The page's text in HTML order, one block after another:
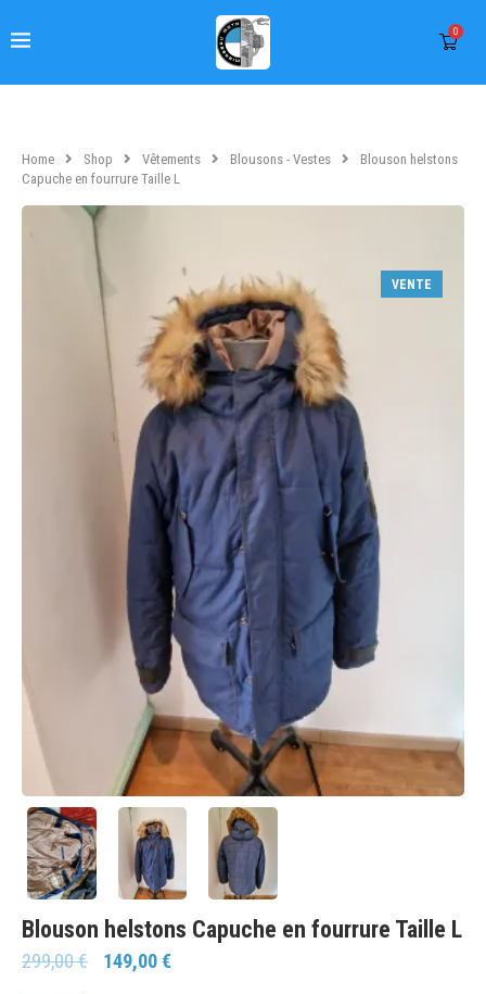
0
Home Shop Vêtements Blousons - Vestes
Blouson helstons
Capuche en fourrure Taille L
VENTE
Blouson helstons Capuche en fourrure Taille L
299,00€ 149,00€